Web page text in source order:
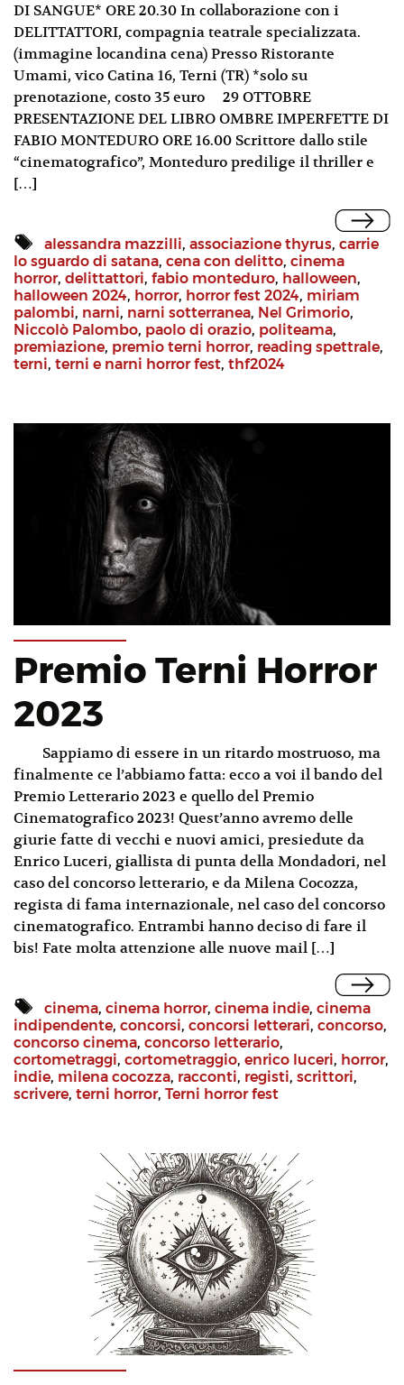
DI SANGUE* ORE 20.30 In collaborazione con i
DELITTATTORI, compagnia teatrale specializzata.
(immagine locandina cena) Presso Ristorante
Umami, vico Catina 16, Terni (TR) *solo su
prenotazione, costo 35 euro 29 OTTOBRE
PRESENTAZIONE DEL LIBRO OMBRE IMPERFETTE DI
FABIO MONTEDURO ORE 16.00 Scrittore dallo stile
“cinematografico”, Monteduro predilige il thriller e
[…]
alessandra mazzilli, associazione thyrus, carrie
lo sguardo di satana, cena con delitto, cinema
horror, delittattori, fabio monteduro, halloween,
halloween 2024, horror, horror fest 2024, miriam
palombi, narni, narni sotterranea, Nel Grimorio,
Niccolò Palombo, paolo di orazio, politeama,
premiazione, premio terni horror, reading spettrale,
terni, terni e narni horror fest, thf2024
Premio Terni Horror
2023
Sappiamo di essere in un ritardo mostruoso, ma
finalmente ce l’abbiamo fatta: ecco a voi il bando del
Premio Letterario 2023 e quello del Premio
Cinematografico 2023! Quest’anno avremo delle
giurie fatte di vecchi e nuovi amici, presiedute da
Enrico Luceri, giallista di punta della Mondadori, nel
caso del concorso letterario, e da Milena Cocozza,
regista di fama internazionale, nel caso del concorso
cinematografico. Entrambi hanno deciso di fare il
bis! Fate molta attenzione alle nuove mail […]
cinema, cinema horror, cinema indie, cinema
indipendente, concorsi, concorsi letterari, concorso,
concorso cinema, concorso letterario,
cortometraggi, cortometraggio, enrico luceri, horror,
indie, milena cocozza, racconti, registi, scrittori,
scrivere, terni horror, Terni horror fest